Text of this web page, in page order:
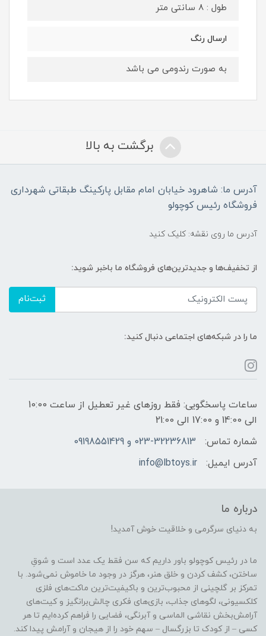
طول : 8 سانتی متر
ارسال رنگ
به صورت رندومی می باشد
برگشت به بالا
آدرس ما: شاهرود خیابان امام مقابل پارکینگ طبقاتی شهرداری
فروشگاه رئیس کوچولو
آدرس ما روی نقشه: کلیک کنید
از تخفیف‌ها و جدیدترین‌های فروشگاه ما باخبر شوید:
ثبت‌نام
ما را در شبکه‌های اجتماعی دنبال کنید:
ساعات پاسخگویی: فقط روزهای غیر تعطیل از ساعت 10:00
الی 14:00 و 17:00 الی 21:00
شماره تماس:
023-32236813 و 09198551429
آدرس ایمیل:
info@lbtoys.ir
درباره ما
به دنیای سرگرمی و خلاقیت خوش آمدید!
ما در رئیس کوچولو باور داریم که سن فقط یک عدد است و شوقِ
ساختن، کشف کردن و خلق هنر، هرگز در وجود ما خاموش نمی‌شود. با
تمرکز بر گلچینی از محبوب‌ترین و باکیفیت‌ترین ماکت‌های فلزی
کلکسیونی، لگوهای جذاب، بازی‌های فکری چالش‌برانگیز و کیت‌های
آرامش‌بخش نقاشی الماسی و آبرنگی، فضایی را فراهم کرده‌ایم تا هر
کسی – از کودک تا بزرگسال – سهم خود را از هیجان و آرامش پیدا کند.